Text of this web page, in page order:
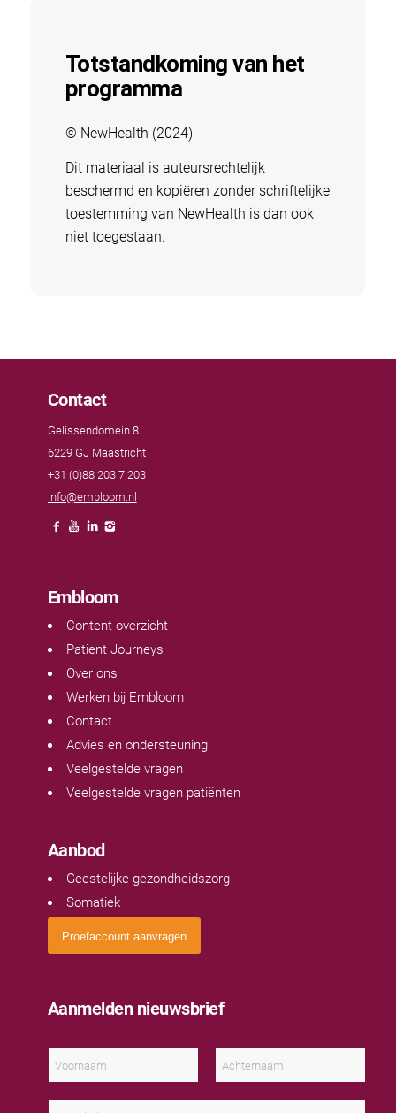
Totstandkoming van het
programma
© NewHealth (2024)
Dit materiaal is auteursrechtelijk
beschermd en kopiëren zonder schriftelijke
toestemming van NewHealth is dan ook
niet toegestaan.
Contact
Gelissendomein 8
6229 GJ Maastricht
+31 (0)88 203 7 203
info@embloom.nl
Embloom
Content overzicht
Patient Journeys
Over ons
Werken bij Embloom
Contact
Advies en ondersteuning
Veelgestelde vragen
Veelgestelde vragen patiënten
Aanbod
Geestelijke gezondheidszorg
Somatiek
Proefaccount aanvragen
Aanmelden nieuwsbrief
a
o
c